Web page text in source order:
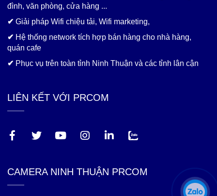
đình, văn phòng, cửa hàng ...
✔ Giải pháp Wifi chiệu tải, Wifi marketing,
✔ Hệ thống network tích hợp bán hàng cho nhà hàng,
quán cafe
✔ Phục vụ trên toàn tỉnh Ninh Thuận và các tỉnh lân cận
LIÊN KẾT VỚI PRCOM
CAMERA NINH THUẬN PRCOM